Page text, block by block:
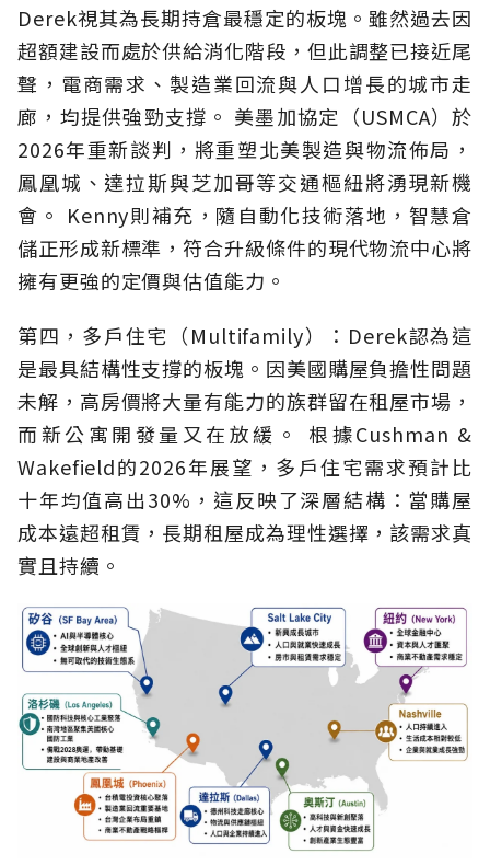
Derek視其為長期持倉最穩定的板塊。雖然過去因
超額建設而處於供給消化階段，但此調整已接近尾
聲，電商需求、製造業回流與人口增長的城市走
廊，均提供強勁支撐。 美墨加協定（USMCA）於
2026年重新談判，將重塑北美製造與物流佈局，
鳳凰城、達拉斯與芝加哥等交通樞紐將湧現新機
會。 Kenny則補充，隨自動化技術落地，智慧倉
儲正形成新標準，符合升級條件的現代物流中心將
擁有更強的定價與估值能力。
第四，多戶住宅（Multifamily）：Derek認為這
是最具結構性支撐的板塊。因美國購屋負擔性問題
未解，高房價將大量有能力的族群留在租屋市場，
而新公寓開發量又在放緩。 根據Cushman &
Wakefield的2026年展望，多戶住宅需求預計比
十年均值高出30%，這反映了深層結構：當購屋
成本遠超租賃，長期租屋成為理性選擇，該需求真
實且持續。